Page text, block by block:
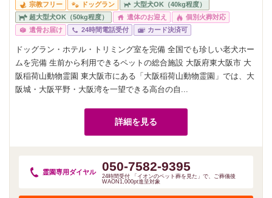
宗教フリー
ドッグラン
大型犬OK（40kg程度）
超大型犬OK（50kg程度）
遺体のお迎え
個別火葬対応
遺骨お届け
24時間電話受付 カード決済可
ドッグラン・ホテル・トリミング室を完備 全国でも珍しい老犬ホー
ムを完備 生前から利用できるペットの総合施設 大阪府東大阪市 大
阪稲荷山動物霊園 東大阪市にある「大阪稲荷山動物霊園」では、大
阪城・大阪平野・大阪湾を一望できる高台の自...
詳細を見る
霊園専用 ダイヤル 050-7582-9395
24時間受付 「イオンのペット葬を見た」で、ご葬儀後
WAON1,000pt進呈対象